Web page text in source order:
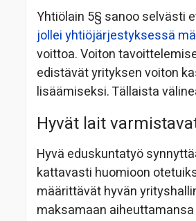
Yhtiölain 5§ sanoo selvästi
jollei yhtiöjärjestyksessä
voittoa. Voiton
edistävät yrityksen voiton
lisäämiseksi. Tällaista
Hyvät lait
Hyvä eduskuntatyö
kattavasti huomioon
määrittävät hyvän
maksamaan